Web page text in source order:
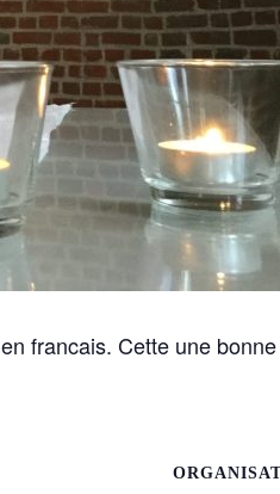
francais. Cette une